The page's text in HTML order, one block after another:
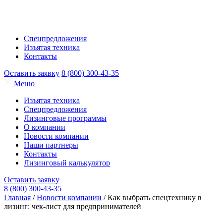
Спецпредложения
Изъятая техника
Контакты
Оставить заявку 8 (800) 300-43-35
Меню
Изъятая техника
Спецпредложения
Лизинговые программы
О компании
Новости компании
Наши партнеры
Контакты
Лизинговый калькулятор
Оставить заявку
8 (800) 300-43-35
Главная /Новости компании /Как выбрать спецтехнику в
лизинг: чек‑лист для предпринимателей